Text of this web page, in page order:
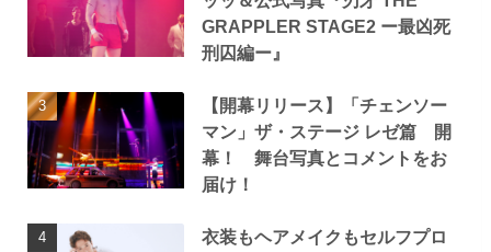
GRAPPLER STAGE2 ー最凶死
刑囚編ー』
【開幕リリース】「チェンソー
マン」ザ・ステージ レゼ篇 開
幕！ 舞台写真とコメントをお
届け！
衣装もヘアメイクもセルフプロ